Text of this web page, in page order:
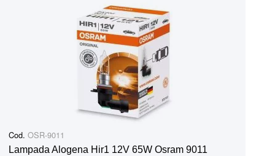
Cod. OSR-9011
Lampada Alogena Hir1 12V 65W Osram 9011